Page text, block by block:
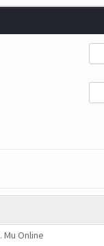
. Mu Online